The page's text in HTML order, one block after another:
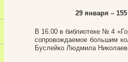
29 января –
В 16.00 в библиотеке № 4
сопровождаемое большим
Буслейко Людмила